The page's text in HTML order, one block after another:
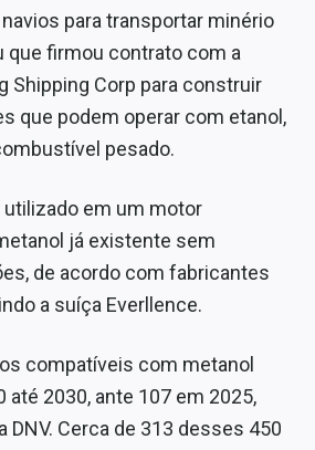
para transportar minério
que firmou contrato com a
Shipping Corp para construir
que podem operar com etanol,
pesado.
utilizado em um motor
já existente sem
de acordo com fabricantes
a suíça Everllence.
compatíveis com metanol
até 2030, ante 107 em 2025,
DNV. Cerca de 313 desses 450